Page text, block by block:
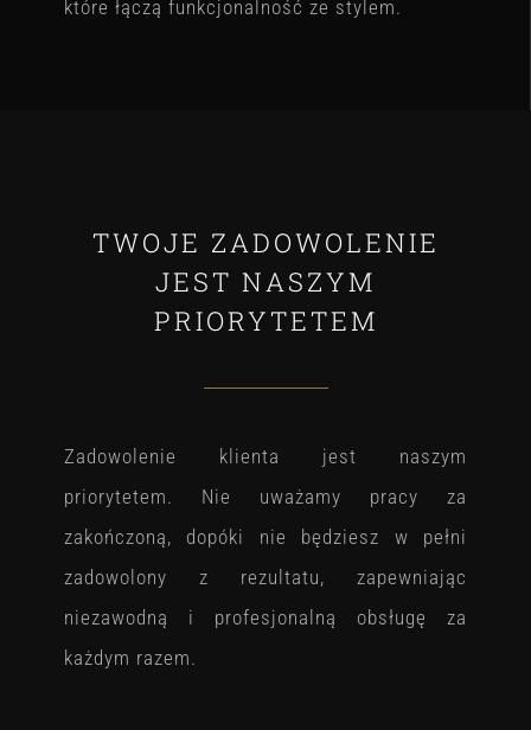
które łączą funkcjonalność ze stylem.
TWOJE ZADOWOLENIE
JEST NASZYM
PRIORYTETEM
Zadowolenie klienta jest naszym
priorytetem. Nie uważamy pracy za
zakończoną, dopóki nie będziesz w pełni
zadowolony z rezultatu, zapewniając
niezawodną i profesjonalną obsługę za
każdym razem.